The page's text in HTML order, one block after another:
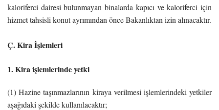
kaloriferci dairesi bulunmayan binalarda kapıcı ve kaloriferci için
hizmet tahsisli konut ayrımından önce Bakanlıktan izin alınacaktır.
Ç. Kira İşlemleri
1. Kira işlemlerinde yetki
(1) Hazine taşınmazlarının kiraya verilmesi işlemlerindeki yetkiler
aşağıdaki şekilde kullanılacaktır;